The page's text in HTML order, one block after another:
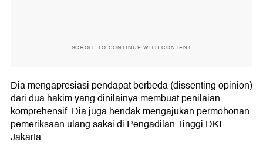
SCROLL TO CONTINUE WITH CONTENT
Dia mengapresiasi pendapat berbeda (dissenting opinion)
dari dua hakim yang dinilainya membuat penilaian
komprehensif. Dia juga hendak mengajukan permohonan
pemeriksaan ulang saksi di Pengadilan Tinggi DKI
Jakarta.